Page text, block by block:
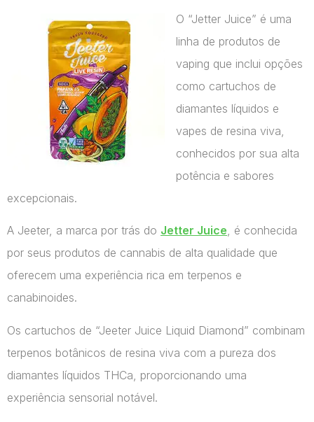
O “Jetter Juice” é uma
linha de produtos de
vaping que inclui opções
como cartuchos de
diamantes líquidos e
vapes de resina viva,
conhecidos por sua alta
potência e sabores
excepcionais.
A Jeeter, a marca por trás do Jetter Juice, é conhecida
por seus produtos de cannabis de alta qualidade que
oferecem uma experiência rica em terpenos e
canabinoides.
Os cartuchos de “Jeeter Juice Liquid Diamond” combinam
terpenos botânicos de resina viva com a pureza dos
diamantes líquidos THCa, proporcionando uma
experiência sensorial notável.